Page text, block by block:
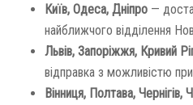
Київ, Одеса, Дніпро —
найближчого відділення
Львів, Запоріжжя, Кривий
відправка з можливістю
Вінниця, Полтава,